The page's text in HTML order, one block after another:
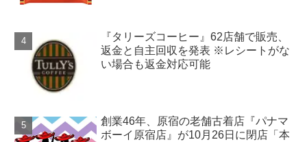
『タリーズコーヒー』62店舗で販売、
返金と自主回収を発表 ※レシートがな
い場合も返金対応可能
創業46年、原宿の老舗古着店『パナマ
ボーイ原宿店』が10月26日に閉店「本